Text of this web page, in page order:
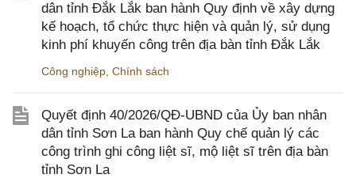
dân tỉnh Đắk Lắk ban hành Quy định về xây dựng
kế hoạch, tổ chức thực hiện và quản lý, sử dụng
kinh phí khuyến công trên địa bàn tỉnh Đắk Lắk
Công nghiệp Chính sách
Quyết định 40/2026/QĐ-UBND của Ủy ban nhân
dân tỉnh Sơn La ban hành Quy chế quản lý các
công trình ghi công liệt sĩ, mộ liệt sĩ trên địa bàn
tỉnh Sơn La